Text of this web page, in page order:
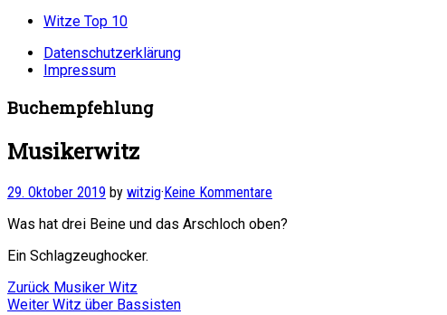
Witze Top 10
Datenschutzerklärung
Impressum
Buchempfehlung
Musikerwitz
29. Oktober 2019 by witzig·Keine Kommentare
Was hat drei Beine und das Arschloch oben?
Ein Schlagzeughocker.
Beitragsnavigation
Zurück Vorheriger
Beitrag:
Musiker Witz
Weiter Nächster
Witz über Bassisten